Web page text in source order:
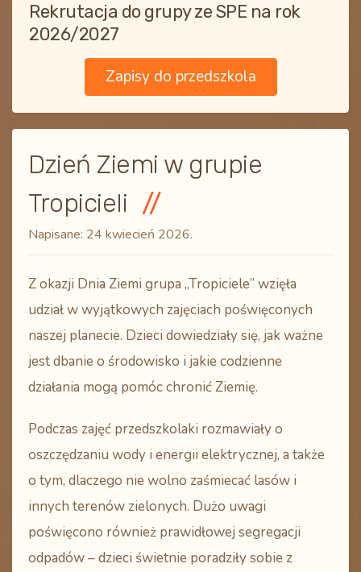
Rekrutacja do grupy ze SPE na rok
2026/2027
Zapisy do przedszkola
Dzień Ziemi w grupie
Tropicieli
Napisane: 24 kwiecień 2026.
Z okazji Dnia Ziemi grupa „Tropiciele” wzięła
udział w wyjątkowych zajęciach poświęconych
naszej planecie. Dzieci dowiedziały się, jak ważne
jest dbanie o środowisko i jakie codzienne
działania mogą pomóc chronić Ziemię.
Podczas zajęć przedszkolaki rozmawiały o
oszczędzaniu wody i energii elektrycznej, a także
o tym, dlaczego nie wolno zaśmiecać lasów i
innych terenów zielonych. Dużo uwagi
poświęcono również prawidłowej segregacji
odpadów – dzieci świetnie poradziły sobie z